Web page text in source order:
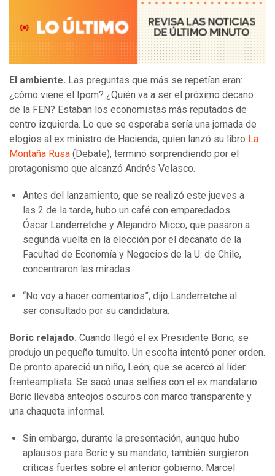
El ambiente. Las preguntas que más se repetían eran:
¿cómo viene el Ipom? ¿Quién va a ser el próximo decano
de la FEN? Estaban los economistas más reputados de
centro izquierda. Lo que se esperaba sería una jornada de
elogios al ex ministro de Hacienda, quien lanzó su libro La
Montaña Rusa (Debate), terminó sorprendiendo por el
protagonismo que alcanzó Andrés Velasco.
Antes del lanzamiento, que se realizó este jueves a
las 2 de la tarde, hubo un café con emparedados.
Óscar Landerretche y Alejandro Micco, que pasaron a
segunda vuelta en la elección por el decanato de la
Facultad de Economía y Negocios de la U. de Chile,
concentraron las miradas.
“No voy a hacer comentarios”, dijo Landerretche al
ser consultado por su candidatura.
Boric relajado. Cuando llegó el ex Presidente Boric, se
produjo un pequeño tumulto. Un escolta intentó poner orden.
De pronto apareció un niño, León, que se acercó al líder
frenteamplista. Se sacó unas selfies con el ex mandatario.
Boric llevaba anteojos oscuros con marco transparente y
una chaqueta informal.
Sin embargo, durante la presentación, aunque hubo
aplausos para Boric y su mandato, también surgieron
críticas fuertes sobre el anterior gobierno. Marcel